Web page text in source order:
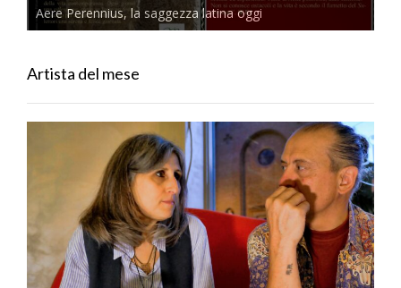
Aere Perennius, la saggezza latina oggi
Artista del mese